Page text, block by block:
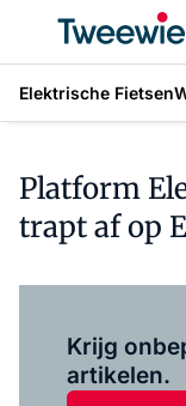
Elektrische Fietsen
Platform
trapt af op
Krijg
artikelen.